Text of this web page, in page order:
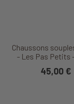
Chaussons
- Les Pas Petits
45,00 €